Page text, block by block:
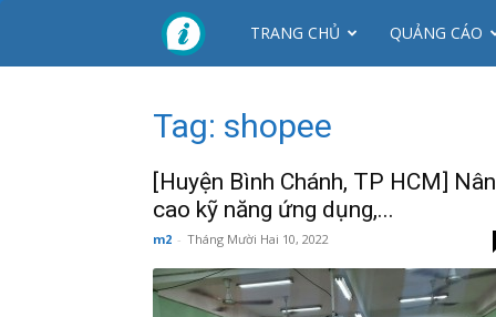
CTYTRANG CHỦ QUẢNG CÁO
Tag: shopee
[Huyện Bình Chánh, TP HCM]
cao kỹ năng ứng dụng,...
m2 - Tháng Mười Hai 10, 2022